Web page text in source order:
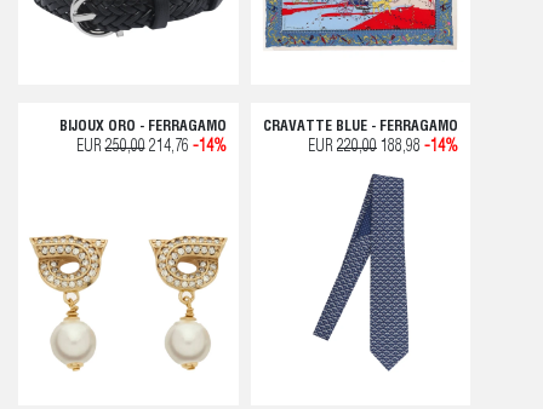
BIJOUX ORO - FERRAGAMO
EUR250,00214,76 -14%
CRAVATTE BLUE - FERRAGAMO
EUR 220,00 188,98 -14%